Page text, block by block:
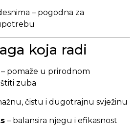
– pogodna za
koja radi
– pomaže u prirodnom
zuba
čistu i dugotrajnu svježinu
– balansira njegu i efikasnost